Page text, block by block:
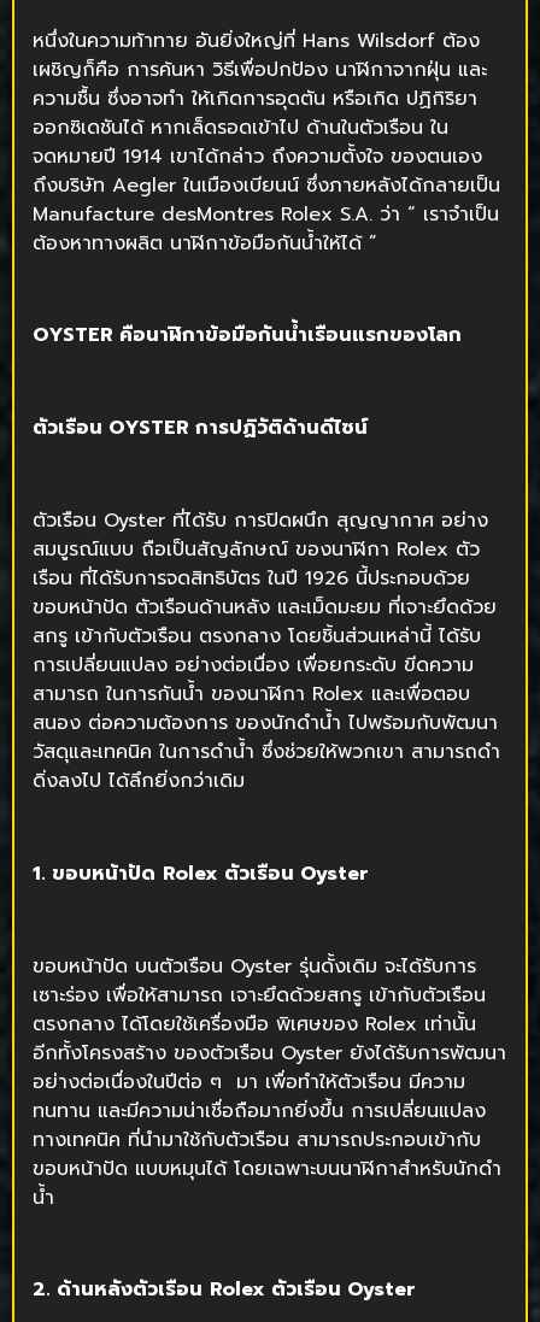
หนึ่งในความท้าทาย อันยิ่งใหญ่ที่ Hans Wilsdorf ต้อง
เผชิญก็คือ การค้นหา วิธีเพื่อปกป้อง นาฬิกาจากฝุ่น และ
ความชื้น ซึ่งอาจทำ ให้เกิดการอุดตัน หรือเกิด ปฏิกิริยา
ออกซิเดชันได้ หากเล็ดรอดเข้าไป ด้านในตัวเรือน ใน
จดหมายปี 1914 เขาได้กล่าว ถึงความตั้งใจ ของตนเอง
ถึงบริษัท Aegler ในเมืองเบียนน์ ซึ่งภายหลังได้กลายเป็น
Manufacture desMontres Rolex S.A. ว่า “ เราจำเป็น
ต้องหาทางผลิต นาฬิกาข้อมือกันน้ำให้ได้ ”
OYSTER คือนาฬิกาข้อมือกันน้ำเรือนแรกของโลก
ตัวเรือน OYSTER การปฏิวัติด้านดีไซน์
ตัวเรือน Oyster ที่ได้รับ การปิดผนึก สุญญากาศ อย่าง
สมบูรณ์แบบ ถือเป็นสัญลักษณ์ ของนาฬิกา Rolex ตัว
เรือน ที่ได้รับการจดสิทธิบัตร ในปี 1926 นี้ประกอบด้วย
ขอบหน้าปัด ตัวเรือนด้านหลัง และเม็ดมะยม ที่เจาะยึดด้วย
สกรู เข้ากับตัวเรือน ตรงกลาง โดยชิ้นส่วนเหล่านี้ ได้รับ
การเปลี่ยนแปลง อย่างต่อเนื่อง เพื่อยกระดับ ขีดความ
สามารถ ในการกันน้ำ ของนาฬิกา Rolex และเพื่อตอบ
สนอง ต่อความต้องการ ของนักดำน้ำ ไปพร้อมกับพัฒนา
วัสดุและเทคนิค ในการดำน้ำ ซึ่งช่วยให้พวกเขา สามารถดำ
ดิ่งลงไป ได้ลึกยิ่งกว่าเดิม
1. ขอบหน้าปัด Rolex ตัวเรือน Oyster
ขอบหน้าปัด บนตัวเรือน Oyster รุ่นดั้งเดิม จะได้รับการ
เซาะร่อง เพื่อให้สามารถ เจาะยึดด้วยสกรู เข้ากับตัวเรือน
ตรงกลาง ได้โดยใช้เครื่องมือ พิเศษของ Rolex เท่านั้น
อีกทั้งโครงสร้าง ของตัวเรือน Oyster ยังได้รับการพัฒนา
อย่างต่อเนื่องในปีต่อ ๆ มา เพื่อทำให้ตัวเรือน มีความ
ทนทาน และมีความน่าเชื่อถือมากยิ่งขึ้น การเปลี่ยนแปลง
ทางเทคนิค ที่นำมาใช้กับตัวเรือน สามารถประกอบเข้ากับ
ขอบหน้าปัด แบบหมุนได้ โดยเฉพาะบนนาฬิกาสำหรับนักดำ
น้ำ
2. ด้านหลังตัวเรือน Rolex ตัวเรือน Oyster